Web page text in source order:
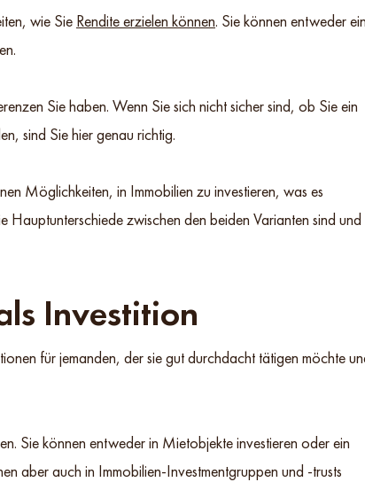
wie Sie Rendite erzielen können. Sie können entweder
Sie haben. Wenn Sie sich nicht sicher sind, ob Sie ein
sind Sie hier genau richtig.
Möglichkeiten, in Immobilien zu investieren, was es
zwischen den beiden Varianten sind und
Investition
für jemanden, der sie gut durchdacht tätigen möchte
Sie können entweder in Mietobjekte investieren oder ein
aber auch in Immobilien-Investmentgruppen und -trusts